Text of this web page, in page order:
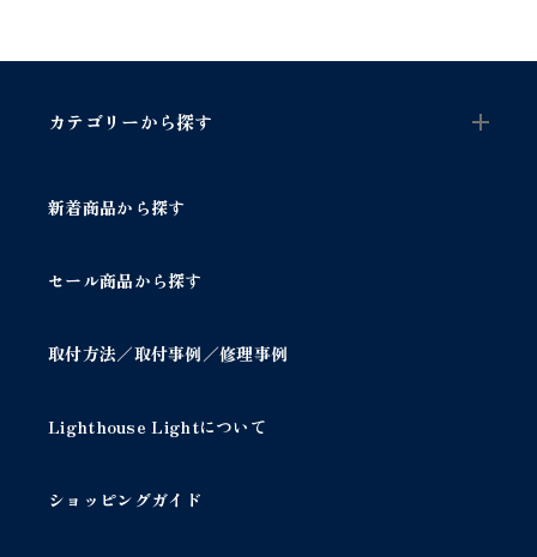
カテゴリーから探す
新着商品から探す
セール商品から探す
取付方法／取付事例／修理事例
Lighthouse Lightについて
ショッピングガイド